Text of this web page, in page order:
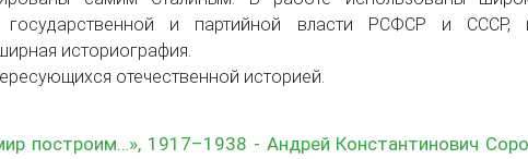
и партийной власти РСФСР и СССР,
историография.
отечественной историей.
построим…», 1917–1938 - Андрей Константинович